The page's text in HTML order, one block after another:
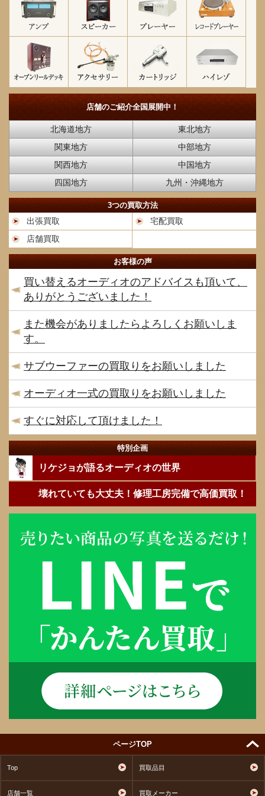
店舗のご紹介全国展開中！
北海道地方
東北地方
関東地方
中部地方
関西地方
中国地方
四国地方
九州・沖縄地方
3つの買取方法
出張買取
宅配買取
店舗買取
お客様の声
買い替えるオーディオのアドバイスも頂いて、
ありがとうございました！
また機会がありましたらよろしくお願いしま
す。
サブウーファーの買取りをお願いしました
オーディオ一式の買取りをお願いしました
すぐに対応して頂けました！
特別企画
リケジョが語るオーディオの世界
壊れていても大丈夫！修理工房完備で高価買取！
ページTOP
Top 買取品目
店舗一覧 買取メーカー